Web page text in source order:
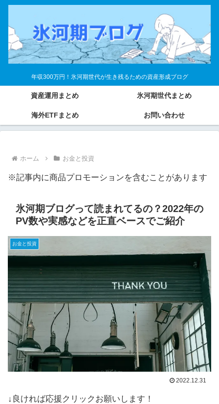
年収300万円！氷河期世代が生き残るための資産形成ブログ
資産運用まとめ 氷河期世代まとめ
海外ETFまとめ お問い合わせ
ホーム お金と投資
※記事内に商品プロモーションを含むことがあります
氷河期ブログって読まれてるの？2022年の
PV数や実感などを正直ベースでご紹介
お金と投資
2022.12.31
↓良ければ応援クリックお願いします！